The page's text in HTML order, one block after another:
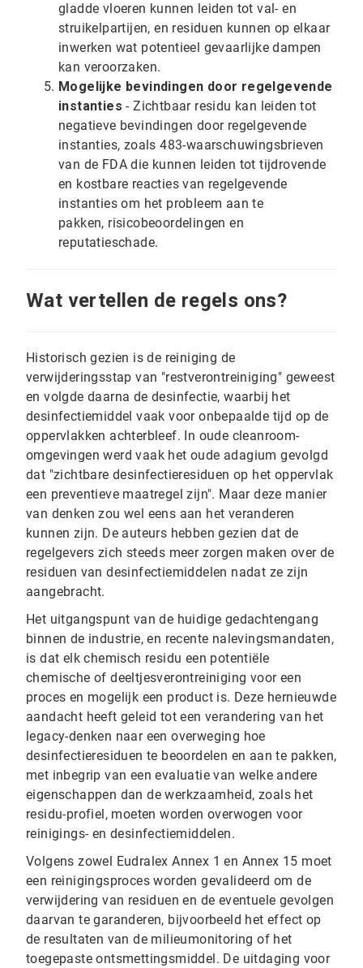
gladde vloeren kunnen leiden tot val- en
struikelpartijen, en residuen kunnen op elkaar
inwerken wat potentieel gevaarlijke dampen
kan veroorzaken.
Mogelijke bevindingen door regelgevende
instanties - Zichtbaar residu kan leiden tot
negatieve bevindingen door regelgevende
instanties, zoals 483-waarschuwingsbrieven
van de FDA die kunnen leiden tot tijdrovende
en kostbare reacties van regelgevende
instanties om het probleem aan te
pakken, risicobeoordelingen en
reputatieschade.
Wat vertellen de regels ons?
Historisch gezien is de reiniging de
verwijderingsstap van "restverontreiniging" geweest
en volgde daarna de desinfectie, waarbij het
desinfectiemiddel vaak voor onbepaalde tijd op de
oppervlakken achterbleef. In oude cleanroom-
omgevingen werd vaak het oude adagium gevolgd
dat "zichtbare desinfectieresiduen op het oppervlak
een preventieve maatregel zijn". Maar deze manier
van denken zou wel eens aan het veranderen
kunnen zijn. De auteurs hebben gezien dat de
regelgevers zich steeds meer zorgen maken over de
residuen van desinfectiemiddelen nadat ze zijn
aangebracht.
Het uitgangspunt van de huidige gedachtengang
binnen de industrie, en recente nalevingsmandaten,
is dat elk chemisch residu een potentiële
chemische of deeltjesverontreiniging voor een
proces en mogelijk een product is. Deze hernieuwde
aandacht heeft geleid tot een verandering van het
legacy-denken naar een overweging hoe
desinfectieresiduen te beoordelen en aan te pakken,
met inbegrip van een evaluatie van welke andere
eigenschappen dan de werkzaamheid, zoals het
residu-profiel, moeten worden overwogen voor
reinigings- en desinfectiemiddelen.
Volgens zowel Eudralex Annex 1 en Annex 15 moet
een reinigingsproces worden gevalideerd om de
verwijdering van residuen en de eventuele gevolgen
daarvan te garanderen, bijvoorbeeld het effect op
de resultaten van de milieumonitoring of het
toegepaste ontsmettingsmiddel. De uitdaging voor